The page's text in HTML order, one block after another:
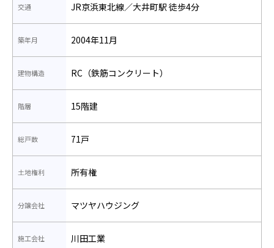
交通 JR京浜東北線／大井町駅 徒歩4分
築年月 2004年11月
建物構造 RC（鉄筋コンクリート）
階層 15階建
総戸数 71戸
土地権利 所有権
分譲会社 マツヤハウジング
施工会社 川田工業